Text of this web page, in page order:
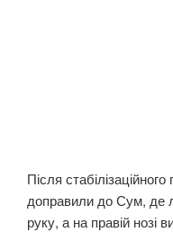
Після
доправили до Сум, де
руку, а на правій нозі